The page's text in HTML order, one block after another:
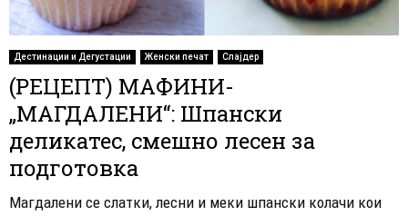
Дестинации и Дегустации Женски печат Слајдер
(РЕЦЕПТ) МАФИНИ-
„МАГДАЛЕНИ“: Шпански
деликатес, смешно лесен за
подготовка
Магдалени се слатки, лесни и меки шпански колачи кои